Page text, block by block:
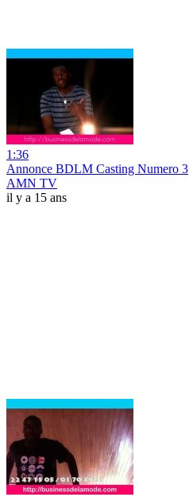
1:36
Annonce BDLM Casting Numero 3
AMN TV
il y a 15 ans